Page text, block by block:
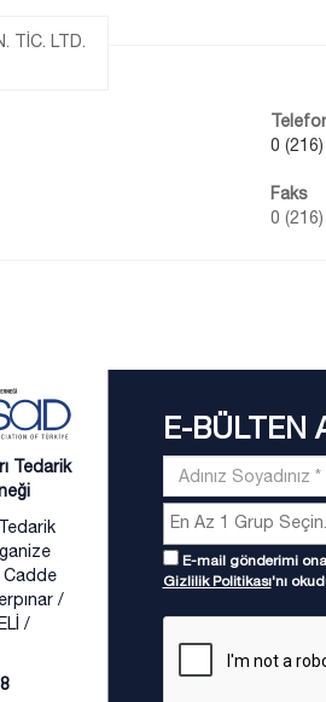
0
Faks
0
Tedarik
Cadde
/
/
E-BÜLTEN
E-mail gönderimi
Gizlilik Politikası'nı